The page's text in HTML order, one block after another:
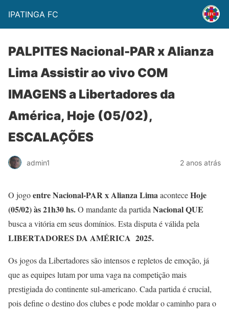
IPATINGA FC
PALPITES Nacional-PAR x Alianza
Lima Assistir ao vivo COM
IMAGENS a Libertadores da
América, Hoje (05/02),
ESCALAÇÕES
admin1 2 anos atrás
O jogoentre Nacional-PAR x Alianza LimaaconteceHoje
(05/02) às 21h30hs.O mandante da partida NacionalQUE
busca a vitória em seus domínios. Esta disputa é válida pela
LIBERTADORES DA AMÉRICA 2025.
Os jogos da Libertadores são intensos e repletos de emoção, já
que as equipes lutam por uma vaga na competição mais
prestigiada do continente sul-americano. Cada partida é crucial,
pois define o destino dos clubes e pode moldar o caminho para o